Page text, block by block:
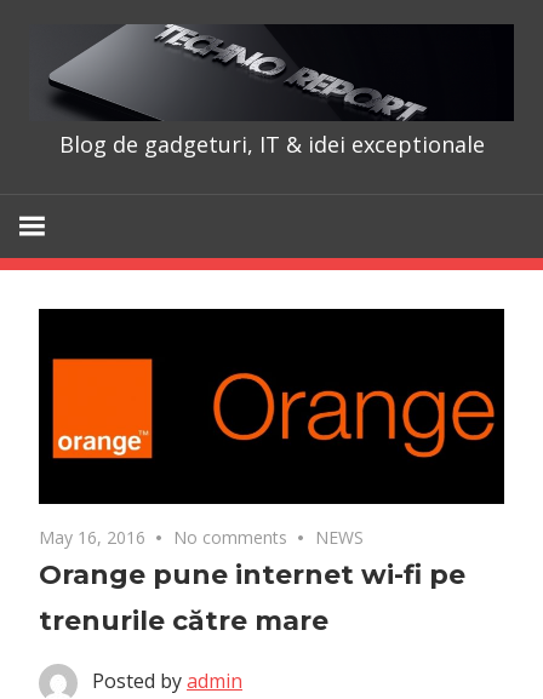
content
Blog de gadgeturi, IT & idei exceptionale
May 16, 2016 No comments NEWS
Orange pune internet wi-fi pe
trenurile către mare
Posted byadmin